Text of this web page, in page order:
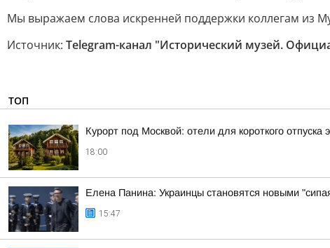
Мы выражаем слова искренней поддержки коллегам из
Источник: Telegram-канал "Исторический музей.
ТОП
Курорт под Москвой: отели для короткого отпуска
18:00
Елена Панина: Украинцы становятся новыми
15:47